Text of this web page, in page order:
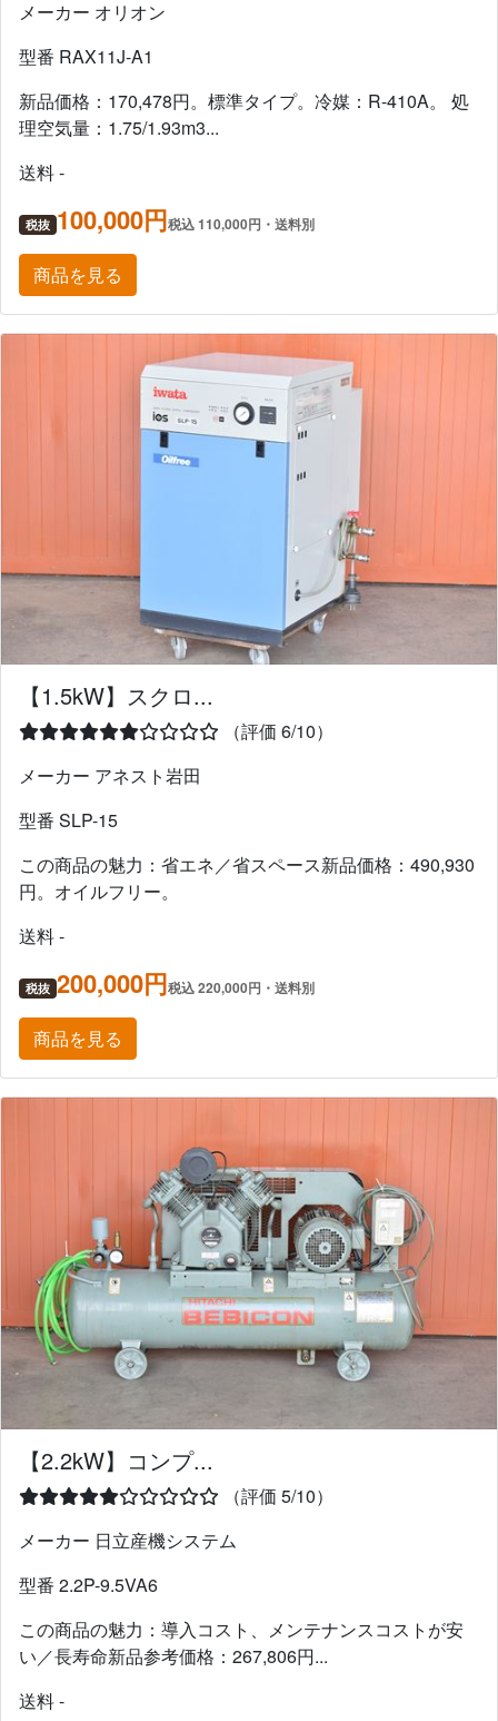
メーカー オリオン
型番 RAX11J-A1
新品価格：170,478円。標準タイプ。冷媒：R-410A。 処
理空気量：1.75/1.93m3...
送料 -
税抜 100,000円税込 110,000円・送料別
商品を見る
【1.5kW】スクロ...
（評価 6/10）
メーカー アネスト岩田
型番 SLP-15
この商品の魅力：省エネ／省スペース新品価格：490,930
円。オイルフリー。
送料 -
税抜 200,000円税込 220,000円・送料別
商品を見る
【2.2kW】コンプ...
（評価 5/10）
メーカー 日立産機システム
型番 2.2P-9.5VA6
この商品の魅力：導入コスト、メンテナンスコストが安
い／長寿命新品参考価格：267,806円...
送料 -